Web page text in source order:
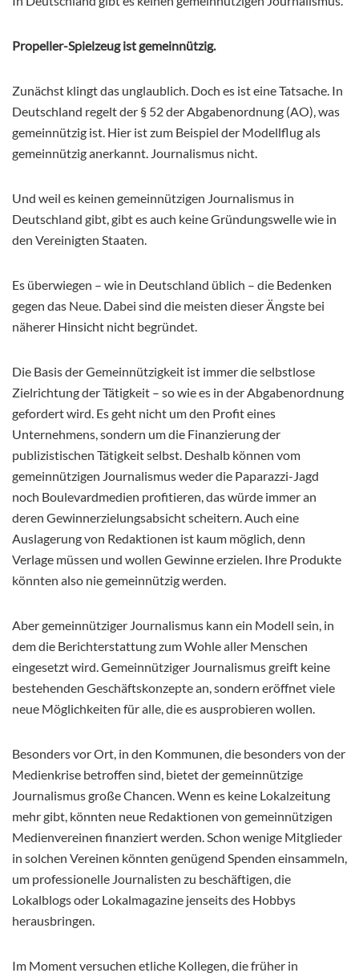
Propeller-Spielzeug ist gemeinnützig.
Zunächst klingt das unglaublich. Doch es ist eine Tatsache. In
Deutschland regelt der § 52 der Abgabenordnung (AO), was
gemeinnützig ist. Hier ist zum Beispiel der Modellflug als
gemeinnützig anerkannt. Journalismus nicht.
Und weil es keinen gemeinnützigen Journalismus in
Deutschland gibt, gibt es auch keine Gründungswelle wie in
den Vereinigten Staaten.
Es überwiegen – wie in Deutschland üblich – die Bedenken
gegen das Neue. Dabei sind die meisten dieser Ängste bei
näherer Hinsicht nicht begründet.
Die Basis der Gemeinnützigkeit ist immer die selbstlose
Zielrichtung der Tätigkeit – so wie es in der Abgabenordnung
gefordert wird. Es geht nicht um den Profit eines
Unternehmens, sondern um die Finanzierung der
publizistischen Tätigkeit selbst. Deshalb können vom
gemeinnützigen Journalismus weder die Paparazzi-Jagd
noch Boulevardmedien profitieren, das würde immer an
deren Gewinnerzielungsabsicht scheitern. Auch eine
Auslagerung von Redaktionen ist kaum möglich, denn
Verlage müssen und wollen Gewinne erzielen. Ihre Produkte
könnten also nie gemeinnützig werden.
Aber gemeinnütziger Journalismus kann ein Modell sein, in
dem die Berichterstattung zum Wohle aller Menschen
eingesetzt wird. Gemeinnütziger Journalismus greift keine
bestehenden Geschäftskonzepte an, sondern eröffnet viele
neue Möglichkeiten für alle, die es ausprobieren wollen.
Besonders vor Ort, in den Kommunen, die besonders von der
Medienkrise betroffen sind, bietet der gemeinnützige
Journalismus große Chancen. Wenn es keine Lokalzeitung
mehr gibt, könnten neue Redaktionen von gemeinnützigen
Medienvereinen finanziert werden. Schon wenige Mitglieder
in solchen Vereinen könnten genügend Spenden einsammeln,
um professionelle Journalisten zu beschäftigen, die
Lokalblogs oder Lokalmagazine jenseits des Hobbys
herausbringen.
Im Moment versuchen etliche Kollegen, die früher in